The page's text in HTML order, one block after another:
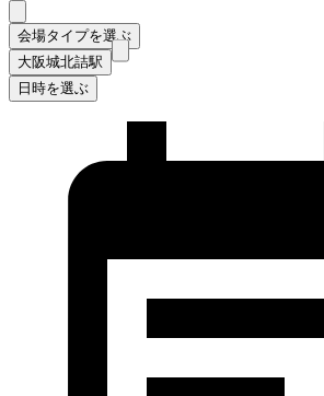
会場タイプを選ぶ
大阪城北詰駅
日時を選ぶ